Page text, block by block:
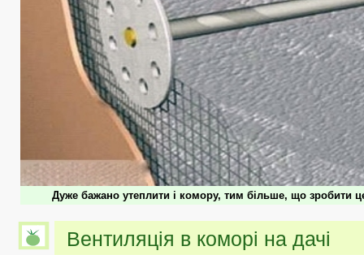
Дуже бажано утеплити і комору, тим більше, що зробити
Вентиляція в коморі на дачі